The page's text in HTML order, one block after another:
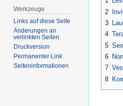
2
3
4
5
6 Non
7
8
Werkzeuge
Links auf diese Seite
Änderungen an
verlinkten Seiten
Druckversion
Permanenter Link
Seiten­­informationen